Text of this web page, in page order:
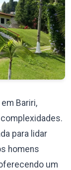
Bariri,
para lidar
homens
um